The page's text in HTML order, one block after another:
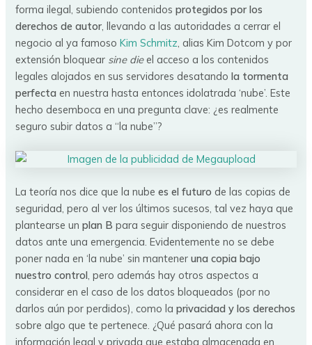
forma ilegal, subiendo contenidosprotegidos por los
derechos de autor , llevando a las autoridades a cerrar el
negocio al ya famosoKim Schmitz , alias Kim Dotcom y por
extensión bloquear sine dieel acceso a los contenidos
legales alojados en sus servidores desatando la tormenta
perfecta en nuestra hasta entonces idolatrada ‘nube’. Este
hecho desemboca en una pregunta clave: ¿es realmente
seguro subir datos a “la nube”?
La teoría nos dice que la nubees el futuro de las copias de
seguridad, pero al ver los últimos sucesos, tal vez haya que
plantearse unplan B para seguir disponiendo de nuestros
datos ante una emergencia. Evidentemente no se debe
poner nada en ‘la nube’ sin manteneruna copia bajo
nuestro control, pero además hay otros aspectos a
considerar en el caso de los datos bloqueados (por no
darlos aún por perdidos), como laprivacidad y los derechos
sobre algo que te pertenece. ¿Qué pasará ahora con la
información legal y privada que estaba almacenada en